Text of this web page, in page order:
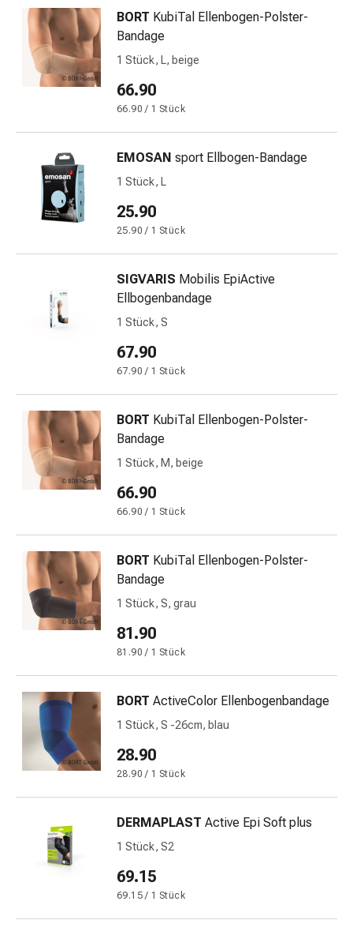
Augenhygiene
Herz
&
Kreislauf
Herztherapie
Kompressions-
Rauchstopp
Venenbeschwerden
Herznerven-
Störung
Gedächtnis-
Konzentrationsstörung
&
Heuschnupfen
Antiallergika
Magen-
Darm
Durchfall
Hämorrhoiden
Magenbrennen
Übelkeit
&
Erbrechen
Verdauung,
Blähungen
&
Krämpfe
Verstopfung
Medizinische
Hautpflege
Ekzeme
&
Juckreiz
Hühneraugen
Nagel-
Narbenbehandlung
Trockene
Haut
BORT KubiTal Ellenbogen-Polster-
Bandage
1 Stück, L, beige
66.90
66.90 / 1 Stück
EMOSAN sport Ellbogen-Bandage
1 Stück, L
25.90
25.90 / 1 Stück
SIGVARIS Mobilis EpiActive
Ellbogenbandage
1 Stück, S
67.90
67.90 / 1 Stück
BORT KubiTal Ellenbogen-Polster-
Bandage
1 Stück, M, beige
66.90
66.90 / 1 Stück
BORT KubiTal Ellenbogen-Polster-
Bandage
1 Stück, S, grau
81.90
81.90 / 1 Stück
BORT ActiveColor Ellenbogenbandage
1 Stück, S -26cm, blau
28.90
28.90 / 1 Stück
DERMAPLAST Active Epi Soft plus
1 Stück, S2
69.15
69.15 / 1 Stück